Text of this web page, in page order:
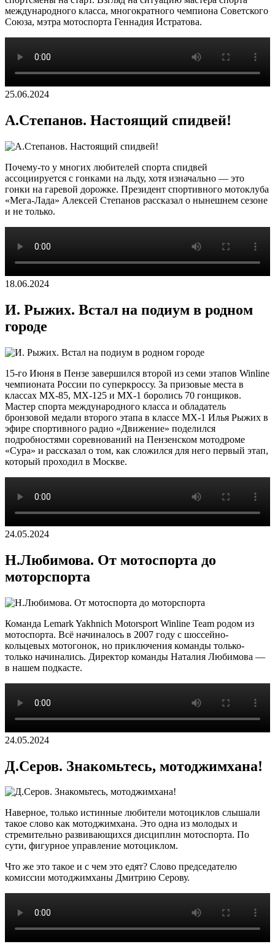
международного класса, многократного чемпиона Советского
Союза, мэтра мотоспорта Геннадия Истратова.
25.06.2024
А.Степанов. Настоящий спидвей!
Почему-то у многих любителей спорта спидвей
ассоциируется с гонками на льду, хотя изначально — это
гонки на гаревой дорожке. Президент спортивного мотоклуба
«Мега-Лада» Алексей Степанов рассказал о нынешнем сезоне
и не только.
18.06.2024
И. Рыжих. Встал на подиум в родном
городе
15-го Июня в Пензе завершился второй из семи этапов Winline
чемпионата России по суперкроссу. За призовые места в
классах MX-85, MX-125 и MX-1 боролись 70 гонщиков.
Мастер спорта международного класса и обладатель
бронзовой медали второго этапа в классе MX-1 Илья Рыжих в
эфире спортивного радио «Движение» поделился
подробностями соревнований на Пензенском мотодроме
«Сура» и рассказал о том, как сложился для него первый этап,
который проходил в Москве.
24.05.2024
Н.Любимова. От мотоспорта до
моторспорта
Команда Lemark Yakhnich Motorsport Winline Team родом из
мотоспорта. Всё начиналось в 2007 году с шоссейно-
кольцевых мотогонок, но приключения команды только-
только начинались. Директор команды Наталия Любимова —
в нашем подкасте.
24.05.2024
Д.Серов. Знакомьтесь, мотоджимхана!
Наверное, только истинные любители мотоциклов слышали
такое слово как мотоджимхана. Это одна из молодых и
стремительно развивающихся дисциплин мотоспорта. По
сути, фигурное управление мотоциклом.
Что же это такое и с чем это едят? Слово председателю
комиссии мотоджимханы Дмитрию Серову.